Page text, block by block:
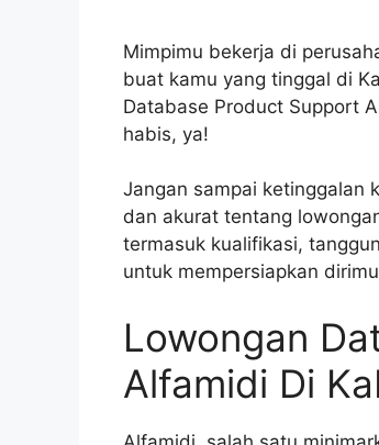
Mimpimu bekerja di
buat kamu yang tinggal di
Database Product Support
habis, ya!
Jangan sampai ketinggalan
dan akurat tentang
termasuk kualifikasi,
untuk mempersiapkan
Lowongan
Alfamidi Di